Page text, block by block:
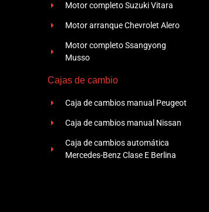
Motor completo Suzuki Vitara
Motor arranque Chevrolet Alero
Motor completo Ssangyong
Musso
Cajas de cambio
Caja de cambios manual Peugeot
Caja de cambios manual Nissan
Caja de cambios automática
Mercedes-Benz Clase E Berlina